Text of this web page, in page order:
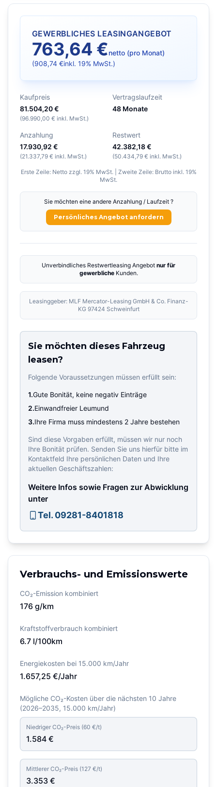
GEWERBLICHES LEASINGANGEBOT
763,64 €netto (pro Monat)
(908,74 €inkl. 19% MwSt.)
Kaufpreis
81.504,20 €
(96.990,00 € inkl. MwSt.)
Vertragslaufzeit
48 Monate
Anzahlung
17.930,92 €
(21.337,79 € inkl. MwSt.)
Restwert
42.382,18 €
(50.434,79 € inkl. MwSt.)
Erste Zeile: Netto zzgl. 19% MwSt. | Zweite Zeile: Brutto inkl. 19%
MwSt.
Sie möchten eine andere Anzahlung / Laufzeit ?
Persönliches Angebot anfordern
Unverbindliches Restwertleasing Angebot nur für
gewerblicheKunden.
Leasinggeber: MLF Mercator-Leasing GmbH & Co. Finanz-
KG 97424 Schweinfurt
Sie möchten dieses Fahrzeug
leasen?
Folgende Voraussetzungen müssen erfüllt sein:
1.Gute Bonität, keine negativ Einträge
2.Einwandfreier Leumund
3.Ihre Firma muss mindestens 2 Jahre bestehen
Sind diese Vorgaben erfüllt, müssen wir nur noch
Ihre Bonität prüfen. Senden Sie uns hierfür bitte im
Kontaktfeld Ihre persönlichen Daten und Ihre
aktuellen Geschäftszahlen:
Weitere Infos sowie Fragen zur Abwicklung
unter
Tel. 09281-8401818
Verbrauchs- und Emissionswerte
CO₂-Emission kombiniert
176 g/km
Kraftstoffverbrauch kombiniert
6.7 l/100km
Energiekosten bei 15.000 km/Jahr
1.657,25 €/Jahr
Mögliche CO₂-Kosten über die nächsten 10 Jahre
(2026–2035, 15.000 km/Jahr)
Niedriger CO₂-Preis (60 €/t)
1.584 €
Mittlerer CO₂-Preis (127 €/t)
3.353 €